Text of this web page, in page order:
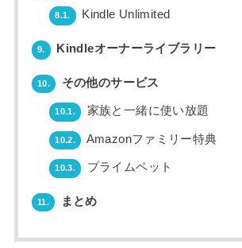
8.1. Kindle Unlimited
9. Kindleオーナーライブラリー
10. その他のサービス
10.1. 家族と一緒に使い放題
10.2. Amazonファミリー特典
10.3. プライムペット
11. まとめ